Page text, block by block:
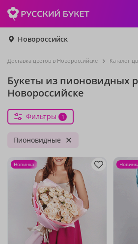
Новороссийск
Доставка цветов в Новороссийске Каталог
Букеты из пионовидных
Новороссийске
Фильтры 1
Пионовидные
Новинка